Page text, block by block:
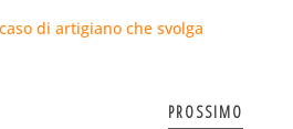
di artigiano che svolga
PROSSIMO